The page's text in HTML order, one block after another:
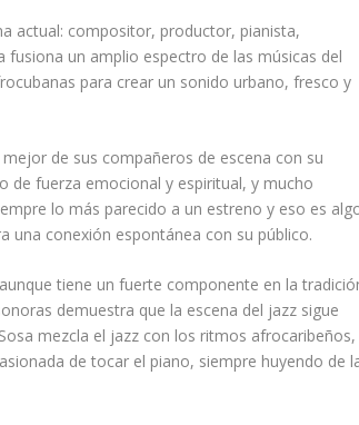
actual: compositor, productor, pianista,
fusiona un amplio espectro de las músicas del
para crear un sonido urbano, fresco y
de sus compañeros de escena con su
de fuerza emocional y espiritual, y mucho
lo más parecido a un estreno y eso es
una conexión espontánea con su público.
tiene un fuerte componente en la
demuestra que la escena del jazz sigue
mezcla el jazz con los ritmos afrocaribeños,
de tocar el piano, siempre huyendo de